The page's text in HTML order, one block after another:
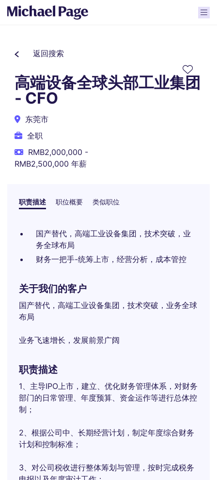
返回搜索
高端设备全球头部工业集团
- CFO
东莞市
全职
RMB2,000,000 -
RMB2,500,000 年薪
职责描述 职位概要 类似职位
国产替代，高端工业设备集团，技术突破，业
务全球布局
财务一把手-统筹上市，经营分析，成本管控
关于我们的客户
国产替代，高端工业设备集团，技术突破，业务全球
布局
业务飞速增长，发展前景广阔
职责描述
1、主导IPO上市，建立、优化财务管理体系，对财务
部门的日常管理、年度预算、资金运作等进行总体控
制；
2、根据公司中、长期经营计划，制定年度综合财务
计划和控制标准；
3、对公司税收进行整体筹划与管理，按时完成税务